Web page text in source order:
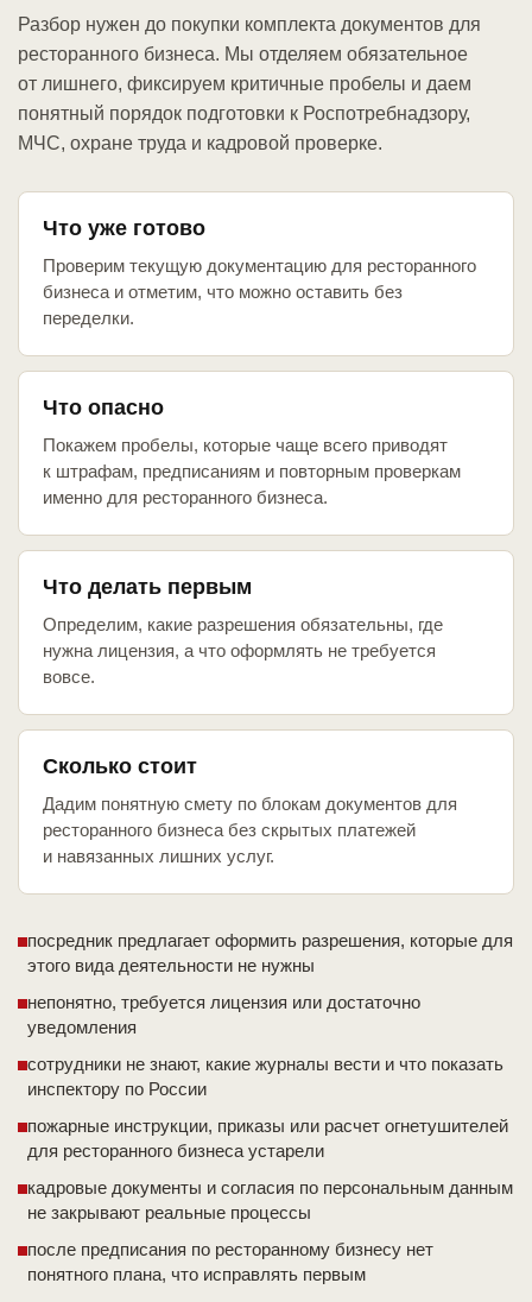
Разбор нужен до покупки комплекта документов для
ресторанного бизнеса. Мы отделяем обязательное
от лишнего, фиксируем критичные пробелы и даем
понятный порядок подготовки к Роспотребнадзору,
МЧС, охране труда и кадровой проверке.
Что уже готово
Проверим текущую документацию для ресторанного
бизнеса и отметим, что можно оставить без
переделки.
Что опасно
Покажем пробелы, которые чаще всего приводят
к штрафам, предписаниям и повторным проверкам
именно для ресторанного бизнеса.
Что делать первым
Определим, какие разрешения обязательны, где
нужна лицензия, а что оформлять не требуется
вовсе.
Сколько стоит
Дадим понятную смету по блокам документов для
ресторанного бизнеса без скрытых платежей
и навязанных лишних услуг.
посредник предлагает оформить разрешения, которые для
этого вида деятельности не нужны
непонятно, требуется лицензия или достаточно
уведомления
сотрудники не знают, какие журналы вести и что показать
инспектору по России
пожарные инструкции, приказы или расчет огнетушителей
для ресторанного бизнеса устарели
кадровые документы и согласия по персональным данным
не закрывают реальные процессы
после предписания по ресторанному бизнесу нет
понятного плана, что исправлять первым